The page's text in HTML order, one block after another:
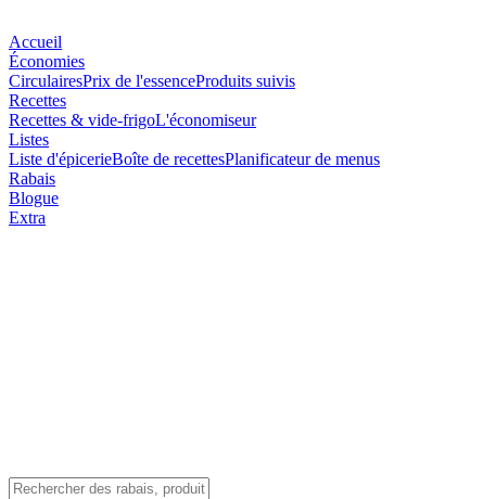
Accueil
Économies
CirculairesPrix de l'essenceProduits suivis
Recettes
Recettes & vide-frigoL'économiseur
Listes
Liste d'épicerieBoîte de recettesPlanificateur de menus
Rabais
Blogue
Extra